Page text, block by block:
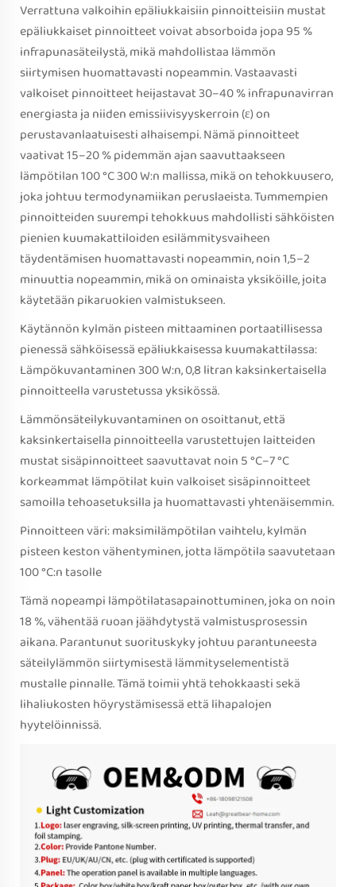
Verrattuna valkoihin epäliukkaisiin pinnoitteisiin mustat
epäliukkaiset pinnoitteet voivat absorboida jopa 95 %
infrapunasäteilystä, mikä mahdollistaa lämmön
siirtymisen huomattavasti nopeammin. Vastaavasti
valkoiset pinnoitteet heijastavat 30–40 % infrapunavirran
energiasta ja niiden emissiivisyyskerroin (ε) on
perustavanlaatuisesti alhaisempi. Nämä pinnoitteet
vaativat 15–20 % pidemmän ajan saavuttaakseen
lämpötilan 100 °C 300 W:n mallissa, mikä on tehokkuusero,
joka johtuu termodynamiikan peruslaeista. Tummempien
pinnoitteiden suurempi tehokkuus mahdollisti sähköisten
pienien kuumakattiloiden esilämmitysvaiheen
täydentämisen huomattavasti nopeammin, noin 1,5–2
minuuttia nopeammin, mikä on ominaista yksiköille, joita
käytetään pikaruokien valmistukseen.
Käytännön kylmän pisteen mittaaminen portaatillisessa
pienessä sähköisessä epäliukkaisessa kuumakattilassa:
Lämpökuvantaminen 300 W:n, 0,8 litran kaksinkertaisella
pinnoitteella varustetussa yksikössä.
Lämmönsäteilykuvantaminen on osoittanut, että
kaksinkertaisella pinnoitteella varustettujen laitteiden
mustat sisäpinnoitteet saavuttavat noin 5 °C–7 °C
korkeammat lämpötilat kuin valkoiset sisäpinnoitteet
samoilla tehoasetuksilla ja huomattavasti yhtenäisemmin.
Pinnoitteen väri: maksimilämpötilan vaihtelu, kylmän
pisteen keston vähentyminen, jotta lämpötila saavutetaan
100 °C:n tasolle
Tämä nopeampi lämpötilatasapainottuminen, joka on noin
18 %, vähentää ruoan jäähdytystä valmistusprosessin
aikana. Parantunut suorituskyky johtuu parantuneesta
säteilylämmön siirtymisestä lämmityselementistä
mustalle pinnalle. Tämä toimii yhtä tehokkaasti sekä
lihaliukosten höyrystämisessä että lihapalojen
hyytelöinnissä.